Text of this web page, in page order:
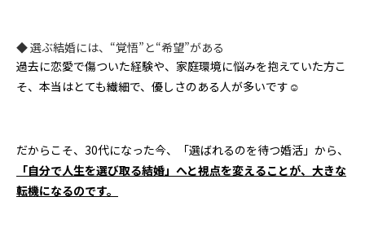
◆ 選ぶ結婚には、“覚悟”と“希望”がある
過去に恋愛で傷ついた経験や、家庭環境に悩みを抱えていた方こ
そ、本当はとても繊細で、優しさのある人が多いです☺️
だからこそ、30代になった今、「選ばれるのを待つ婚活」から、
「自分で人生を選び取る結婚」へと視点を変えることが、大きな
転機になるのです。